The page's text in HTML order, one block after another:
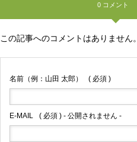
0 コメント
この記事へのコメントはありません。
名前（例：山田 太郎） ( 必須 )
E-MAIL ( 必須 ) - 公開されません -